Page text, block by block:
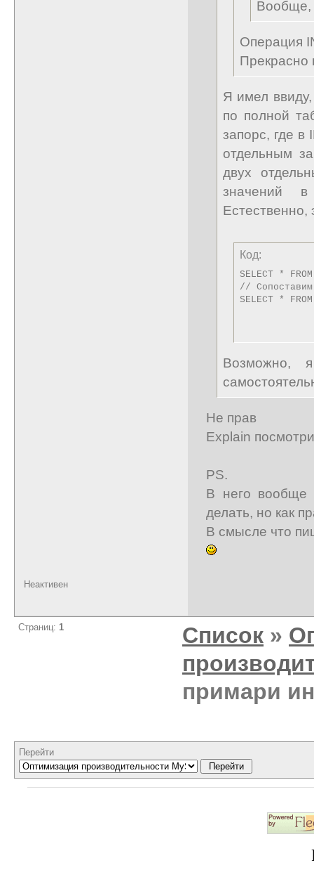
Вообще,
Операция
Прекрасно
Я имел ввиду,
по полной
запорс, где в
отдельным
двух
значений
Код:
SELECT *
//
SELECT *
Возможно,
Не прав
Explain
PS.
В него вообще
делать, но как
В смысле что
Неактивен
Страниц: 1 Список »
примари
Перейти